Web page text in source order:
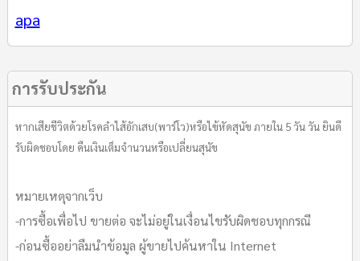
apa
การรับประกัน
หากเสียชีวิตด้วยโรคลำไส้อักเสบ(พาร์โว)หรือไข้หัดสุนัข ภายใน 5 วัน วัน ยินดี
รับผิดชอบโดย คืนเงินเต็มจำนวนหรือเปลี่ยนสุนัข
หมายเหตุจากเว็บ
-การซื้อเพื่อไป ขายต่อ จะไม่อยู่ในเงื่อนไขรับผิดชอบทุกกรณี
-ก่อนซื้ออย่าลืมนำข้อมูล ผู้ขายไปค้นหาใน Internet